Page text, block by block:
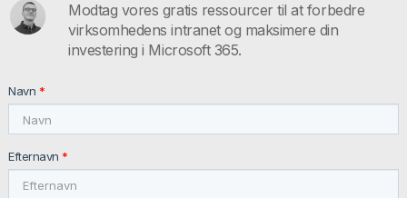
Modtag vores gratis ressourcer til at forbedre
virksomhedens intranet og maksimere din
investering i Microsoft 365.
Navn *
Efternavn *
FAQ
Kontakt
intranet.ai s.r.l. - Via Fabio Filzi, 5 - 20124 Milano MI - Italia
VAT: IT11172630961, Tel: +39 02 39 29 5655